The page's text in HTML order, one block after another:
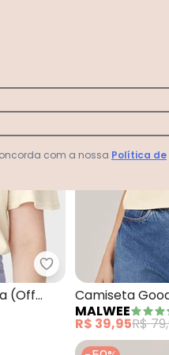
Fresh (Bege)
Malwee -
(Off
Camiseta
MALWEE
R$ 39,95R$
com a nossa Política de